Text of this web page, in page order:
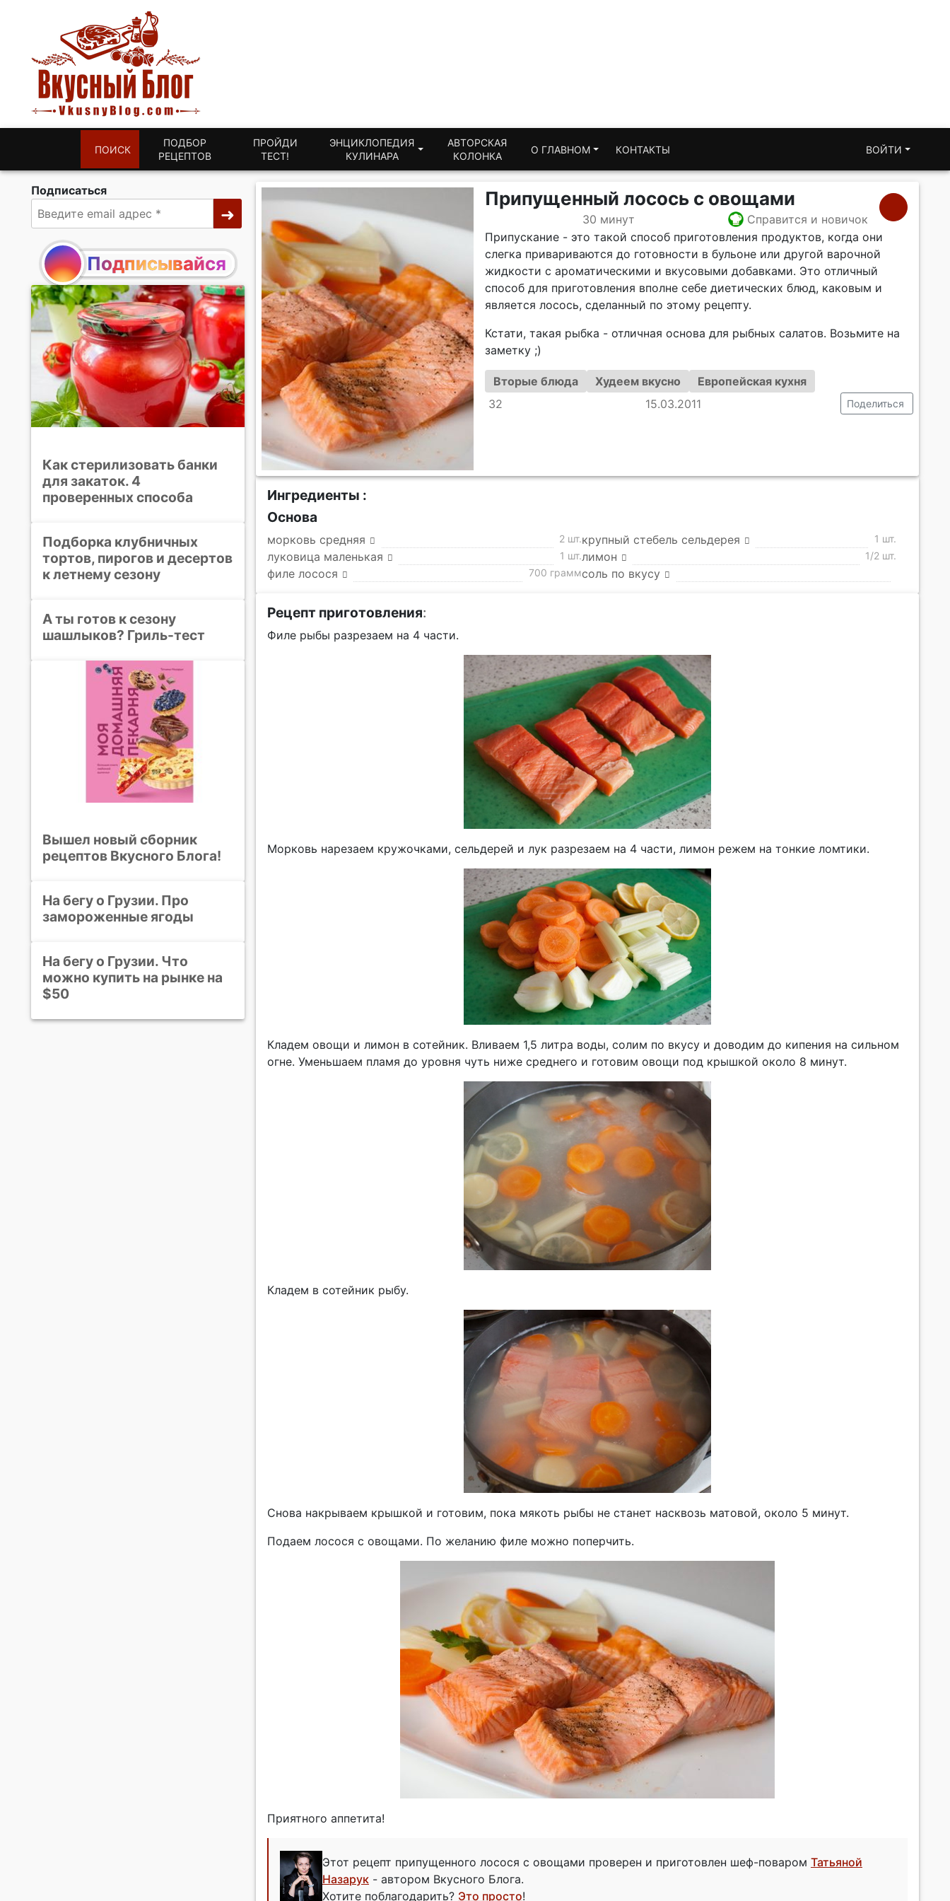
ПОИСК
ПОДБОР
РЕЦЕПТОВ
ПРОЙДИ
ТЕСТ!
ЭНЦИКЛОПЕДИЯ
КУЛИНАРА
АВТОРСКАЯ
КОЛОНКА
О ГЛАВНОМ КОНТАКТЫ ВОЙТИ
Припущенный лосось с овощами
30 минут
Справится и новичок
Припускание - это такой способ приготовления продуктов, когда они
слегка привариваются до готовности в бульоне или другой варочной
жидкости с ароматическими и вкусовыми добавками. Это отличный
способ для приготовления вполне себе диетических блюд, каковым и
является лосось, сделанный по этому рецепту.
Кстати, такая рыбка - отличная основа для рыбных салатов. Возьмите на
заметку ;)
Вторые блюда Худеем вкусно
Европейская кухня
32
15.03.2011 Поделиться
Ингредиенты :
Основа
морковь средняя 2 шт.крупный стебель сельдерея 1 шт.
луковица маленькая 1 шт.лимон 1/2 шт.
филе лосося 700 граммсоль по вкусу
Рецепт приготовления:
Филе рыбы разрезаем на 4 части.
Морковь нарезаем кружочками, сельдерей и лук разрезаем на 4 части, лимон режем на тонкие ломтики.
Кладем овощи и лимон в сотейник. Вливаем 1,5 литра воды, солим по вкусу и доводим до кипения на сильном
огне. Уменьшаем пламя до уровня чуть ниже среднего и готовим овощи под крышкой около 8 минут.
Кладем в сотейник рыбу.
Снова накрываем крышкой и готовим, пока мякоть рыбы не станет насквозь матовой, около 5 минут.
Подаем лосося с овощами. По желанию филе можно поперчить.
Приятного аппетита!
Этот рецепт припущенного лосося с овощами проверен и приготовлен шеф-поваром Татьяной
Назарук - автором Вкусного Блога.
Хотите поблагодарить? Это просто!
Подписаться
Подписывайся
Как стерилизовать банки
для закаток. 4
проверенных способа
Подборка клубничных
тортов, пирогов и десертов
к летнему сезону
А ты готов к сезону
шашлыков? Гриль-тест
Вышел новый сборник
рецептов Вкусного Блога!
На бегу о Грузии. Про
замороженные ягоды
На бегу о Грузии. Что
можно купить на рынке на
$50